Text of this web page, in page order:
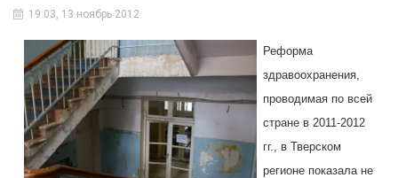
19:03, 13 ноябрь 2012
Реформа
здравоохранения,
проводимая по всей
стране в 2011-2012
гг., в Тверском
регионе показала не